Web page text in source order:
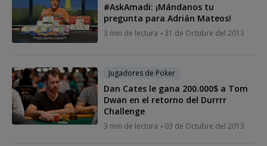
#AskAmadi: ¡Mándanos tu
pregunta para Adrián Mateos!
3 min de lectura 31 de Octubre del 2013
Jugadores de Poker
Dan Cates le gana 200.000$ a Tom
Dwan en el retorno del Durrrr
Challenge
3 min de lectura 03 de Octubre del 2013